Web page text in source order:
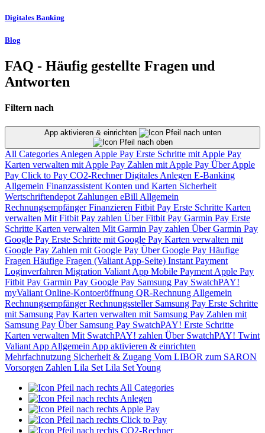
Digitales Banking
Blog
FAQ - Häufig gestellte Fragen und
Antworten
Filtern nach
App aktivieren & einrichten
All Categories Anlegen Apple Pay Erste Schritte mit Apple Pay
Karten verwalten mit Apple Pay Zahlen mit Apple Pay Über Apple
Pay Click to Pay CO2-RechnerDigitales Anlegen E-Banking
Allgemein Finanzassistent Konten und Karten Sicherheit
Wertschriftendepot Zahlungen eBill Allgemein
RechnungsempfängerFinanzieren Fitbit Pay Erste Schritte Karten
verwalten Mit Fitbit Pay zahlen Über Fitbit Pay Garmin Pay Erste
Schritte Karten verwalten Mit Garmin Pay zahlen Über Garmin Pay
Google Pay Erste Schritte mit Google Pay Karten verwalten mit
Google Pay Zahlen mit Google Pay Über Google Pay Häufige
Fragen Häufige Fragen (Valiant App-Seite) Instant Payment
Loginverfahren Migration Valiant App Mobile Payment Apple Pay
Fitbit Pay Garmin Pay Google Pay Samsung Pay SwatchPAY!
myValiant Online-Kontoeröffnung QR-Rechnung Allgemein
RechnungsempfängerRechnungssteller Samsung Pay Erste Schritte
mit Samsung Pay Karten verwalten mit Samsung Pay Zahlen mit
Samsung Pay Über Samsung Pay SwatchPAY! Erste Schritte
Karten verwalten Mit SwatchPAY! zahlen Über SwatchPAY! Twint
Valiant App Allgemein App aktivieren & einrichten
Mehrfachnutzung Sicherheit & Zugang Vom LIBOR zum SARON
Vorsorgen Zahlen Lila Set Lila Set Young
All Categories
Anlegen
Apple Pay
Click to Pay
CO2-Rechner